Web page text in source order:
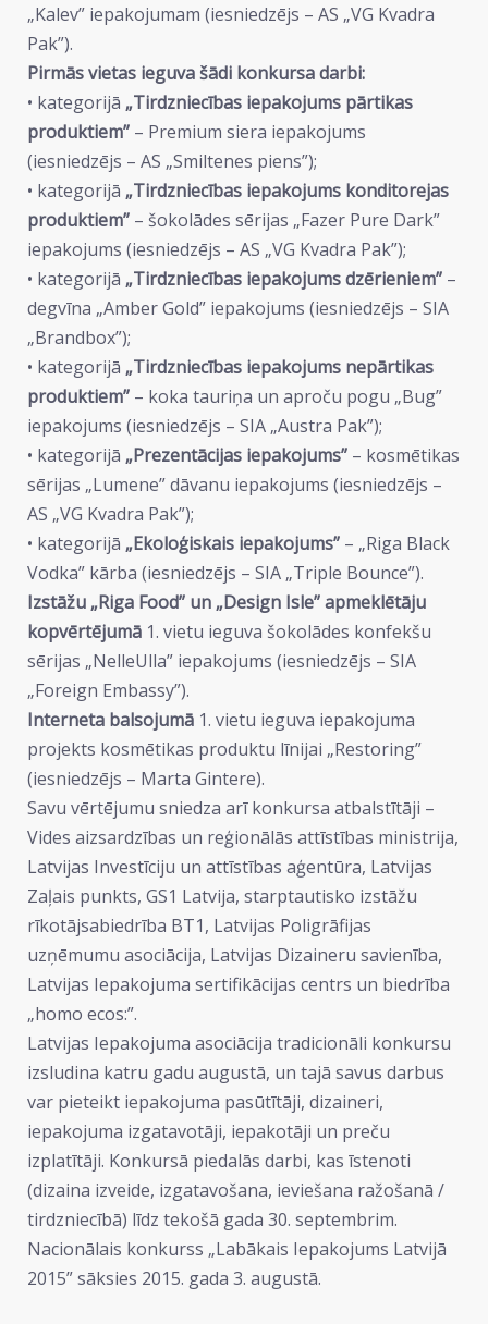
„Kalev” iepakojumam (iesniedzējs – AS „VG Kvadra
Pak”).
Pirmās vietas ieguva šādi konkursa darbi:
• kategorijā „Tirdzniecības iepakojums pārtikas
produktiem” – Premium siera iepakojums
(iesniedzējs – AS „Smiltenes piens”);
• kategorijā „Tirdzniecības iepakojums konditorejas
produktiem” – šokolādes sērijas „Fazer Pure Dark”
iepakojums (iesniedzējs – AS „VG Kvadra Pak”);
• kategorijā „Tirdzniecības iepakojums dzērieniem” –
degvīna „Amber Gold” iepakojums (iesniedzējs – SIA
„Brandbox”);
• kategorijā „Tirdzniecības iepakojums nepārtikas
produktiem” – koka tauriņa un aproču pogu „Bug”
iepakojums (iesniedzējs – SIA „Austra Pak”);
• kategorijā „Prezentācijas iepakojums” – kosmētikas
sērijas „Lumene” dāvanu iepakojums (iesniedzējs –
AS „VG Kvadra Pak”);
• kategorijā „Ekoloģiskais iepakojums” – „Riga Black
Vodka” kārba (iesniedzējs – SIA „Triple Bounce”).
Izstāžu „Riga Food” un „Design Isle” apmeklētāju
kopvērtējumā 1. vietu ieguva šokolādes konfekšu
sērijas „NelleUlla” iepakojums (iesniedzējs – SIA
„Foreign Embassy”).
Interneta balsojumā 1. vietu ieguva iepakojuma
projekts kosmētikas produktu līnijai „Restoring”
(iesniedzējs – Marta Gintere).
Savu vērtējumu sniedza arī konkursa atbalstītāji –
Vides aizsardzības un reģionālās attīstības ministrija,
Latvijas Investīciju un attīstības aģentūra, Latvijas
Zaļais punkts, GS1 Latvija, starptautisko izstāžu
rīkotājsabiedrība BT1, Latvijas Poligrāfijas
uzņēmumu asociācija, Latvijas Dizaineru savienība,
Latvijas Iepakojuma sertifikācijas centrs un biedrība
„homo ecos:”.
Latvijas Iepakojuma asociācija tradicionāli konkursu
izsludina katru gadu augustā, un tajā savus darbus
var pieteikt iepakojuma pasūtītāji, dizaineri,
iepakojuma izgatavotāji, iepakotāji un preču
izplatītāji. Konkursā piedalās darbi, kas īstenoti
(dizaina izveide, izgatavošana, ieviešana ražošanā /
tirdzniecībā) līdz tekošā gada 30. septembrim.
Nacionālais konkurss „Labākais Iepakojums Latvijā
2015” sāksies 2015. gada 3. augustā.